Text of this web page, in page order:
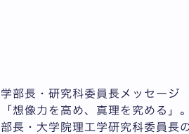
学部長・研究科委員長メッセージ
「想像力を高め、真理を究める」
部長・大学院理工学研究科委員長